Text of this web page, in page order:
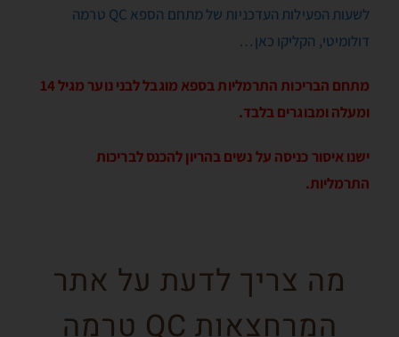
לשעות הפעילות העדכניות של מתחם הספא QC טרמה
דולומיטי, הקליקו כאן…
מתחם הבריכות התרמליות בספא מוגבל לבני נוער מגיל 14
ומעלה ומבוגרים בלבד.
ישנו איסור כניסה על נשים בהריון להכנס לבריכות
התרמליות.
מה צריך לדעת על אתר
המרחצאות QC טרמה